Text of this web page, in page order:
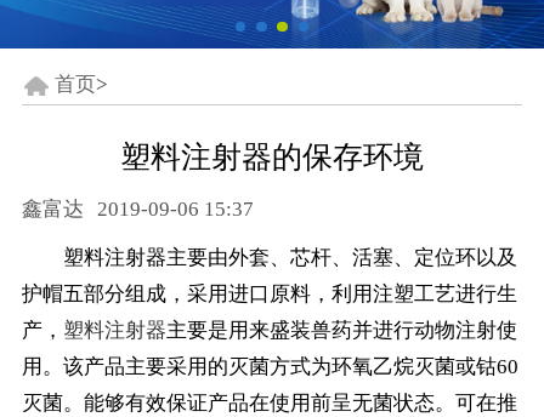
关于鑫富达
首页>
塑料注射器的保存环境
鑫富达 2019-09-06 15:37
塑料注射器主要由外套、芯杆、活塞、定位环以及
护帽五部分组成，采用进口原料，利用注塑工艺进行生
产， 塑料注射器主要是用来盛装兽药并进行动物注射使
用。该产品主要采用的灭菌方式为环氧乙烷灭菌或钴60
灭菌。能够有效保证产品在使用前呈无菌状态。可在推